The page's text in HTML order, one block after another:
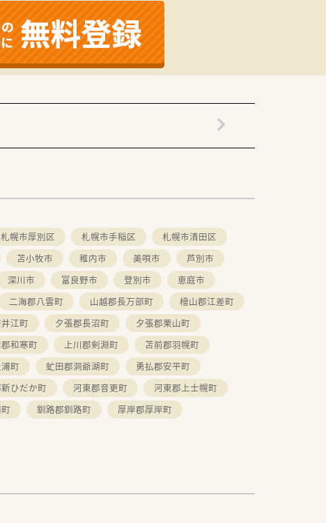
札幌市厚別区 札幌市手稲区
札幌市清田区
苫小牧市 稚内市 美唄市
芦別市
深川市 富良野市 登別市
恵庭市
二海郡八雲町 山越郡長万部町
檜山郡江差町
江町 夕張郡長沼町
夕張郡栗山町
郡和寒町 上川郡剣淵町
苫前郡羽幌町
町 虻田郡洞爺湖町
勇払郡安平町
ひだか町 河東郡音更町
河東郡上士幌町
釧路郡釧路町
厚岸郡厚岸町